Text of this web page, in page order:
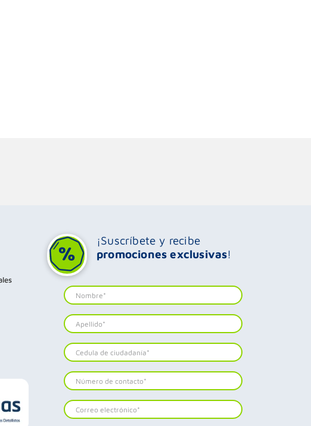
¡Suscríbete y recibe
promociones exclusivas!